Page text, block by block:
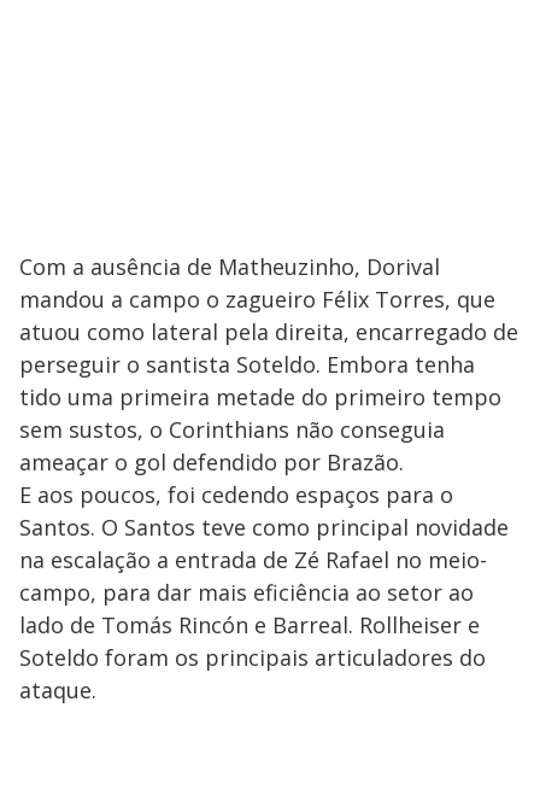
Com a ausência de Matheuzinho, Dorival
mandou a campo o zagueiro Félix Torres, que
atuou como lateral pela direita, encarregado de
perseguir o santista Soteldo. Embora tenha
tido uma primeira metade do primeiro tempo
sem sustos, o Corinthians não conseguia
ameaçar o gol defendido por Brazão.
E aos poucos, foi cedendo espaços para o
Santos. O Santos teve como principal novidade
na escalação a entrada de Zé Rafael no meio-
campo, para dar mais eficiência ao setor ao
lado de Tomás Rincón e Barreal. Rollheiser e
Soteldo foram os principais articuladores do
ataque.